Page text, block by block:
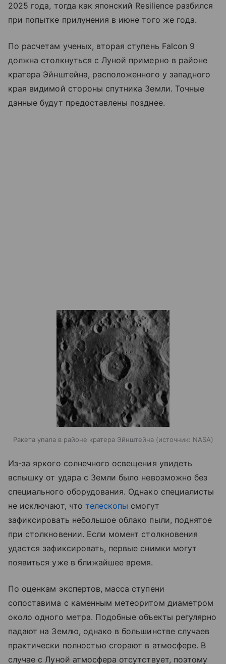
2025 года, тогда как японский Resilience разбился
при попытке прилунения в июне того же года.
По расчетам ученых, вторая ступень Falcon 9
должна столкнуться с Луной примерно в районе
кратера Эйнштейна, расположенного у западного
края видимой стороны спутника Земли. Точные
данные будут предоставлены позднее.
Ракета упала в районе кратера Эйнштейна источник: NASA
Из-за яркого солнечного освещения увидеть
вспышку от удара с Земли было невозможно без
специального оборудования. Однако специалисты
не исключают, что телескопы смогут
зафиксировать небольшое облако пыли, поднятое
при столкновении. Если момент столкновения
удастся зафиксировать, первые снимки могут
появиться уже в ближайшее время.
По оценкам экспертов, масса ступени
сопоставима с каменным метеоритом диаметром
около одного метра. Подобные объекты регулярно
падают на Землю, однако в большинстве случаев
практически полностью сгорают в атмосфере. В
случае с Луной атмосфера отсутствует, поэтому